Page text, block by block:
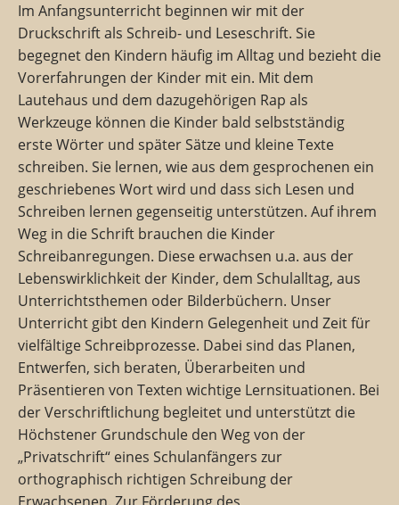
Im Anfangsunterricht beginnen wir mit der
Druckschrift als Schreib- und Leseschrift. Sie
begegnet den Kindern häufig im Alltag und bezieht die
Vorerfahrungen der Kinder mit ein. Mit dem
Lautehaus und dem dazugehörigen Rap als
Werkzeuge können die Kinder bald selbstständig
erste Wörter und später Sätze und kleine Texte
schreiben. Sie lernen, wie aus dem gesprochenen ein
geschriebenes Wort wird und dass sich Lesen und
Schreiben lernen gegenseitig unterstützen. Auf ihrem
Weg in die Schrift brauchen die Kinder
Schreibanregungen. Diese erwachsen u.a. aus der
Lebenswirklichkeit der Kinder, dem Schulalltag, aus
Unterrichtsthemen oder Bilderbüchern. Unser
Unterricht gibt den Kindern Gelegenheit und Zeit für
vielfältige Schreibprozesse. Dabei sind das Planen,
Entwerfen, sich beraten, Überarbeiten und
Präsentieren von Texten wichtige Lernsituationen. Bei
der Verschriftlichung begleitet und unterstützt die
Höchstener Grundschule den Weg von der
„Privatschrift“ eines Schulanfängers zur
orthographisch richtigen Schreibung der